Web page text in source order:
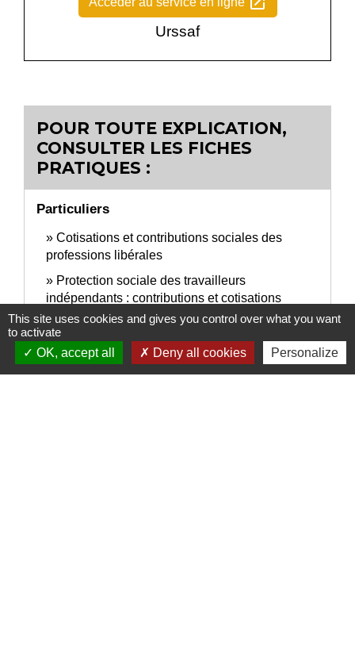
Urssaf
POUR TOUTE EXPLICATION,
CONSULTER LES FICHES
PRATIQUES :
Particuliers
Cotisations et contributions sociales des
professions libérales
Protection sociale des travailleurs
indépendants : contributions et cotisations
Signaler une erreur sur cette page
This site uses cookies and gives you control over what you want
to activate
OK, accept all
Deny all cookies Personalize